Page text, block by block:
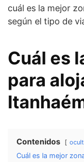
cuál es la mejor
según el tipo de
Cuál es
para
Contenidos
Cuál es la mejor